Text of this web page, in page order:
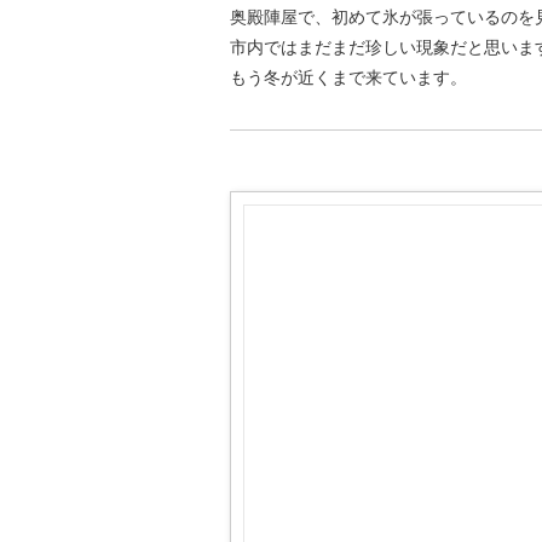
奥殿陣屋で、初めて氷が張っているのを
市内ではまだまだ珍しい現象だと思いま
もう冬が近くまで来ています。